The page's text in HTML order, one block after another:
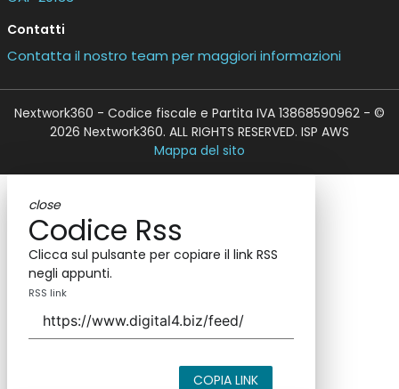
Contatti
Contatta il nostro team per maggiori informazioni
Nextwork360 - Codice fiscale e Partita IVA 13868590962 - ©
2026 Nextwork360. ALL RIGHTS RESERVED. ISP AWS
Mappa del sito
close
Codice Rss
Clicca sul pulsante per copiare il link RSS
negli appunti.
RSS link
COPIA LINK